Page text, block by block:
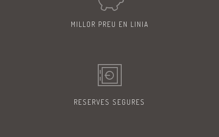
MILLOR PREU EN LINIA
RESERVES SEGURES